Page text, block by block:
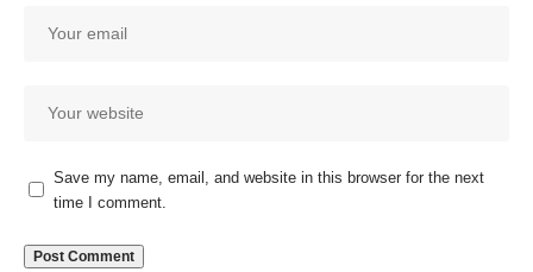
Save my name, email, and website in this browser for the next
time I comment.